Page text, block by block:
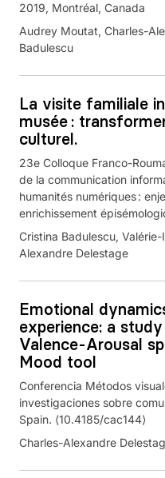
2019, Montréal, Canada
Audrey Moutat, Charles-
Badulescu
La visite familiale
musée :
culturel.
23e Colloque Franco-
de la communication
humanités numériques :
enrichissement
Cristina Badulescu,
Alexandre Delestage
Emotional
experience: a
Valence-Arousal
Mood tool
Conferencia Métodos
investigaciones sobre
Spain. ⟨10.4185/cac144⟩
Charles-Alexandre